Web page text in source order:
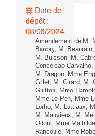
Date de
dépôt :
08/06/2024
Amendement de M.
Baubry, M.
M. Buisson, M.
Conceicao
M. Dragon, Mme
Gillet, M. Girard, M.
Guitton, Mme
Mme Le Pen, Mme
Lorho, M. Lottiaux,
M. Mauvieux, M.
Odoul, Mme
Rancoule, Mme